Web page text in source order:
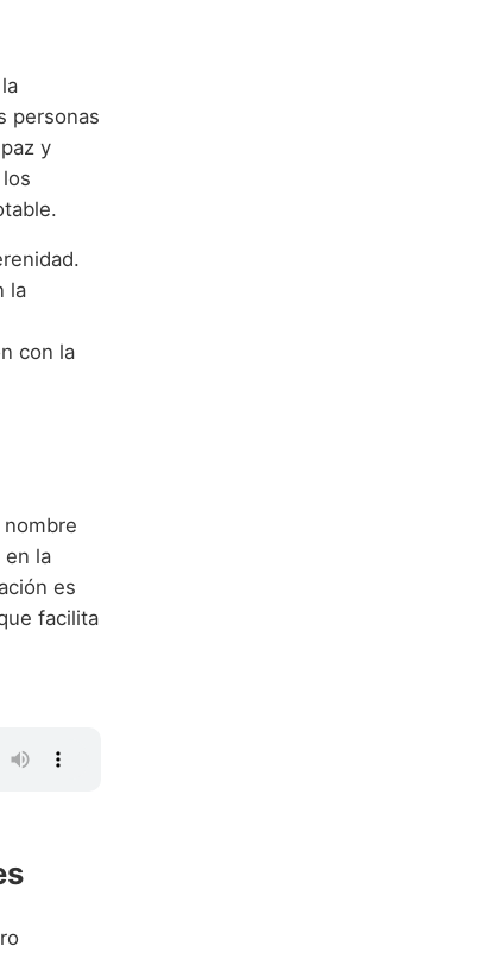
personas
y
la
con la
nombre
en la
es
facilita